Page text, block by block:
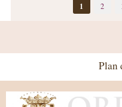
1 2
Plan